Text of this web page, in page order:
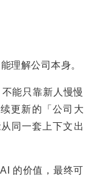
理解公司本身。
能只靠新人慢慢
更新的「公司大
同一套上下文出
的价值，最终可